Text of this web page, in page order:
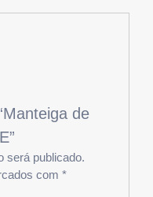
de
será publicado.
com *